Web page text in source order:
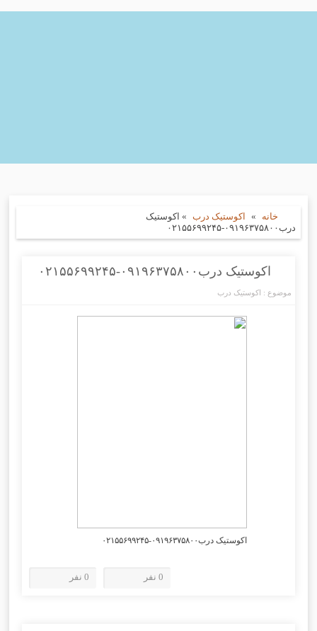
خانه » اکوستیک درب » اکوستیک
درب۰۹۱۹۶۳۷۵۸۰۰-۰۲۱۵۵۶۹۹۲۴۵
اکوستیک درب۰۹۱۹۶۳۷۵۸۰۰-۰۲۱۵۵۶۹۹۲۴۵
موضوع : اکوستیک درب
اکوستیک درب۰۹۱۹۶۳۷۵۸۰۰-۰۲۱۵۵۶۹۹۲۴۵
0 نفر 0 نفر